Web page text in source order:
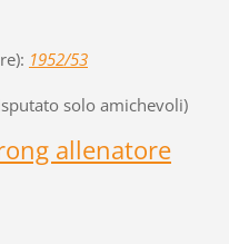
1952/53
solo amichevoli)
allenatore